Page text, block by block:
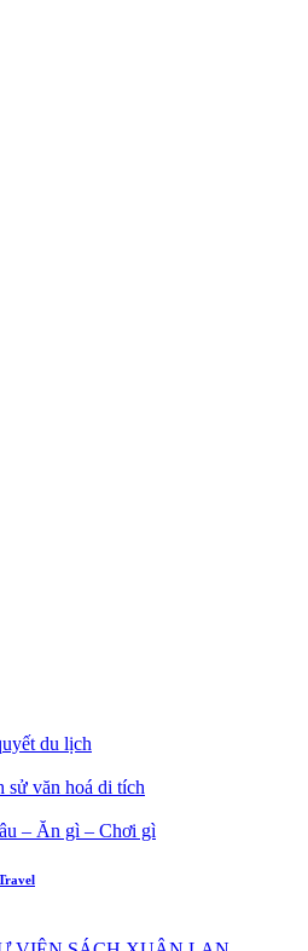
du lịch
sử văn hoá di tích
– Ăn gì – Chơi gì